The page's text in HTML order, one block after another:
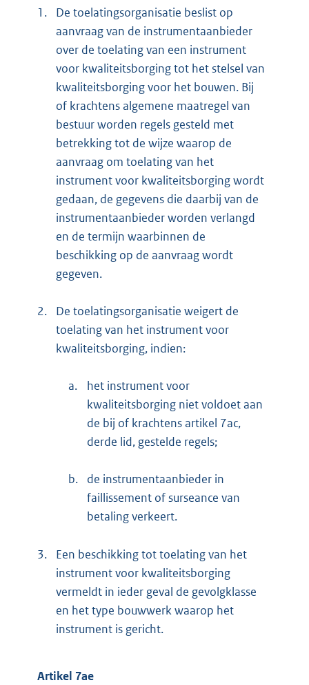
1.
De toelatingsorganisatie beslist op
aanvraag van de instrumentaanbieder
over de toelating van een instrument
voor kwaliteitsborging tot het stelsel van
kwaliteitsborging voor het bouwen. Bij
of krachtens algemene maatregel van
bestuur worden regels gesteld met
betrekking tot de wijze waarop de
aanvraag om toelating van het
instrument voor kwaliteitsborging wordt
gedaan, de gegevens die daarbij van de
instrumentaanbieder worden verlangd
en de termijn waarbinnen de
beschikking op de aanvraag wordt
gegeven.
2.
De toelatingsorganisatie weigert de
toelating van het instrument voor
kwaliteitsborging, indien:
a.
het instrument voor
kwaliteitsborging niet voldoet aan
de bij of krachtens artikel 7ac,
derde lid, gestelde regels;
b.
de instrumentaanbieder in
faillissement of surseance van
betaling verkeert.
3.
Een beschikking tot toelating van het
instrument voor kwaliteitsborging
vermeldt in ieder geval de gevolgklasse
en het type bouwwerk waarop het
instrument is gericht.
Artikel 7ae